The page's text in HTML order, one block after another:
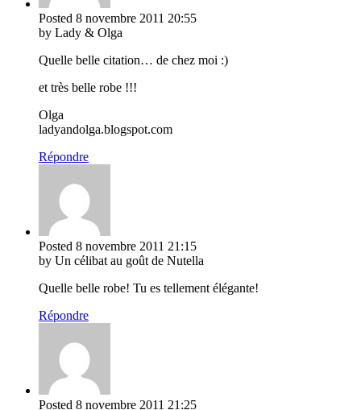
Posted 8 novembre 2011 20:55
by Lady & Olga
Quelle belle citation… de chez moi :)
et très belle robe !!!
Olga
ladyandolga.blogspot.com
Répondre
Posted 8 novembre 2011 21:15
by Un célibat au goût de Nutella
Quelle belle robe! Tu es tellement élégante!
Répondre
Posted 8 novembre 2011 21:25